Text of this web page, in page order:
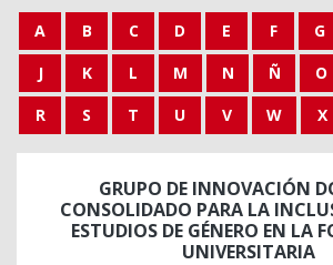
A B C D E F G
J
K L M N Ñ O
R
S T U V W X
GRUPO DE INNOVACIÓN
CONSOLIDADO PARA LA
ESTUDIOS DE GÉNERO EN LA
UNIVERSITARIA